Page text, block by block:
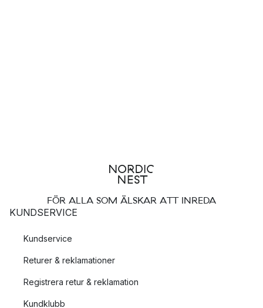
FÖR ALLA SOM ÄLSKAR ATT INREDA
KUNDSERVICE
Kundservice
Returer & reklamationer
Registrera retur & reklamation
Kundklubb